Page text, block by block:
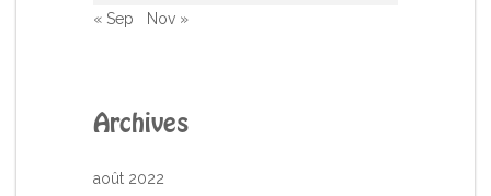
« Sep
Nov »
Archives
août 2022